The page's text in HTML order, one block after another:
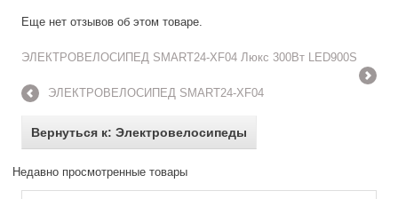
Еще нет отзывов об этом товаре.
ЭЛЕКТРОВЕЛОСИПЕД SMART24-XF04 Люкс 300Вт LED900S
ЭЛЕКТРОВЕЛОСИПЕД SMART24-XF04
Вернуться к: Электровелосипеды
Недавно просмотренные товары